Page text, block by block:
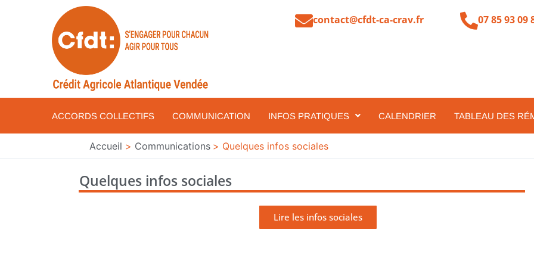
contact@cfdt-ca-crav.fr 07 85 93 09
ACCORDS COLLECTIFS COMMUNICATION INFOS PRATIQUES CALENDRIER TABLEAU DES
Accueil Communications Quelques infos sociales
Quelques infos sociales
Lire les infos sociales